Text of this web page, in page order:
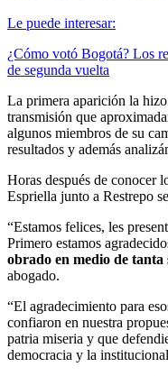
Le puede interesar:
¿Cómo votó Bogotá? Los
de segunda vuelta
La primera aparición la
transmisión que
algunos miembros de su
resultados y además
Horas después de conocer
Espriella junto a Restrepo
“Estamos felices, les
Primero estamos
obrado en medio de
abogado.
“El agradecimiento para
confiaron en nuestra
patria miseria y que
democracia y la